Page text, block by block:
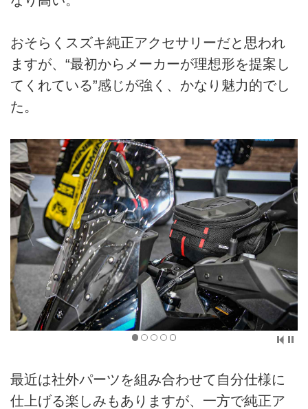
おそらくスズキ純正アクセサリーだと思われ
ますが、“最初からメーカーが理想形を提案し
てくれている”感じが強く、かなり魅力的でし
た。
最近は社外パーツを組み合わせて自分仕様に
仕上げる楽しみもありますが、一方で純正ア